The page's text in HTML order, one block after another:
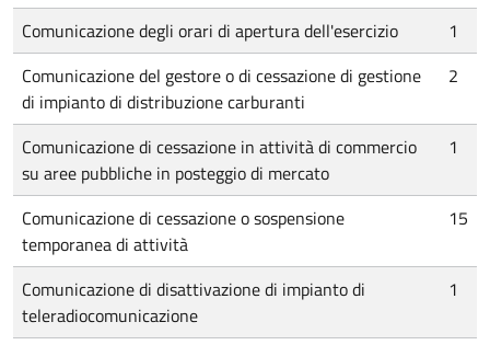
Comunicazione degli orari di apertura dell'esercizio
1
Comunicazione del gestore o di cessazione di gestione
di impianto di distribuzione carburanti
2
Comunicazione di cessazione in attività di commercio
su aree pubbliche in posteggio di mercato
1
Comunicazione di cessazione o sospensione
temporanea di attività
15
Comunicazione di disattivazione di impianto di
teleradiocomunicazione
1